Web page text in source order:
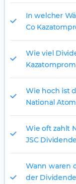
In welcher
Co
Wie viel
Kazatomprom
Wie hoch ist
National
Wie oft zahlt
JSC
Wann waren
der